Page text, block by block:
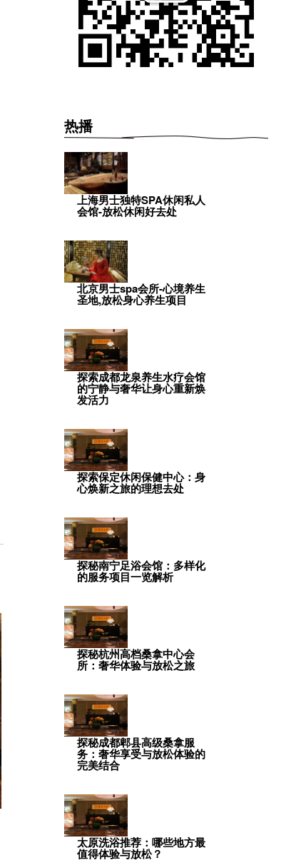
热播
上海男士独特SPA休闲私人
会馆-放松休闲好去处
北京男士spa会所-心境养生
圣地,放松身心养生项目
探索成都龙泉养生水疗会馆
的宁静与奢华让身心重新焕
发活力
探索保定休闲保健中心：身
心焕新之旅的理想去处
探秘南宁足浴会馆：多样化
的服务项目一览解析
探秘杭州高档桑拿中心会
所：奢华体验与放松之旅
探秘成都郫县高级桑拿服
务：奢华享受与放松体验的
完美结合
太原洗浴推荐：哪些地方最
值得体验与放松？